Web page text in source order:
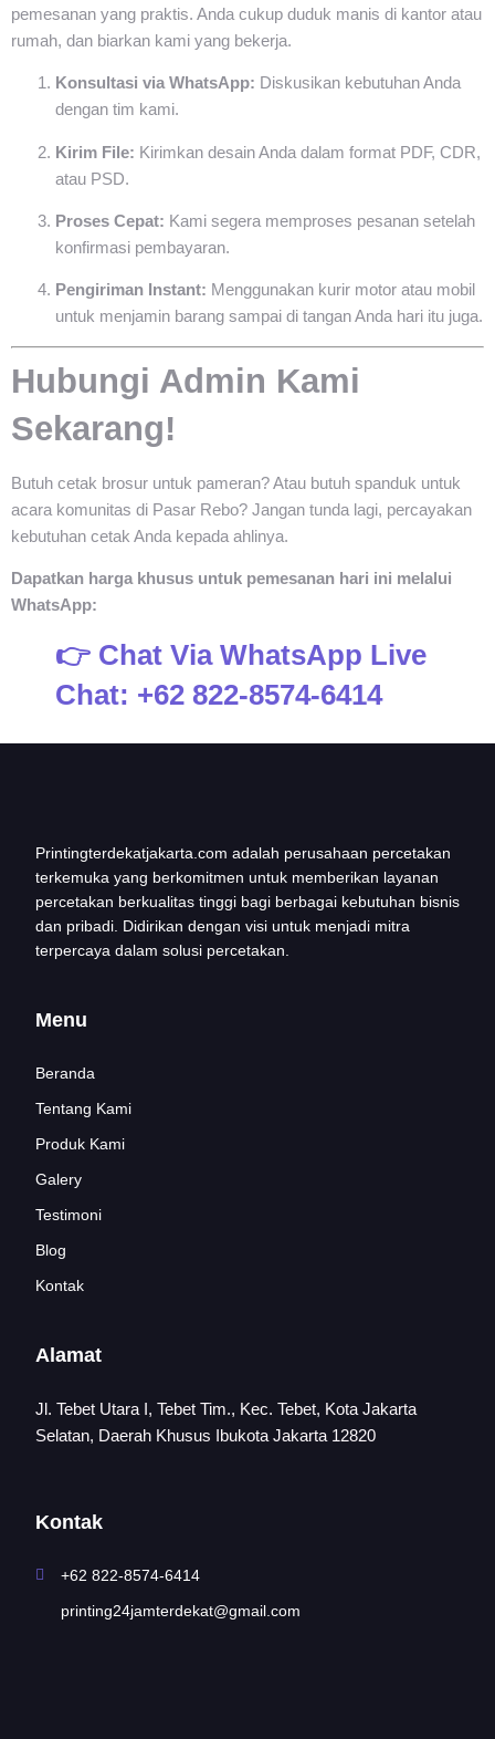
pemesanan yang praktis. Anda cukup duduk manis di kantor atau
rumah, dan biarkan kami yang bekerja.
Konsultasi via WhatsApp: Diskusikan kebutuhan Anda
dengan tim kami.
Kirim File: Kirimkan desain Anda dalam format PDF, CDR,
atau PSD.
Proses Cepat: Kami segera memproses pesanan setelah
konfirmasi pembayaran.
Pengiriman Instant: Menggunakan kurir motor atau mobil
untuk menjamin barang sampai di tangan Anda hari itu juga.
Hubungi Admin Kami
Sekarang!
Butuh cetak brosur untuk pameran? Atau butuh spanduk untuk
acara komunitas di Pasar Rebo? Jangan tunda lagi, percayakan
kebutuhan cetak Anda kepada ahlinya.
Dapatkan harga khusus untuk pemesanan hari ini melalui
WhatsApp:
👉 Chat Via WhatsApp Live
Chat: +62 822-8574-6414
Printingterdekatjakarta.com adalah perusahaan percetakan
terkemuka yang berkomitmen untuk memberikan layanan
percetakan berkualitas tinggi bagi berbagai kebutuhan bisnis
dan pribadi. Didirikan dengan visi untuk menjadi mitra
terpercaya dalam solusi percetakan.
Menu
Beranda
Tentang Kami
Produk Kami
Galery
Testimoni
Blog
Kontak
Alamat
Jl. Tebet Utara I, Tebet Tim., Kec. Tebet, Kota Jakarta
Selatan, Daerah Khusus Ibukota Jakarta 12820
Kontak
+62 822-8574-6414
printing24jamterdekat@gmail.com